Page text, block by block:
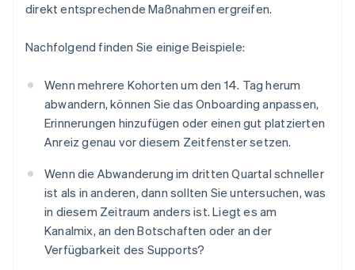
direkt entsprechende Maßnahmen ergreifen.
Nachfolgend finden Sie einige Beispiele:
Wenn mehrere Kohorten um den 14. Tag herum
abwandern, können Sie das Onboarding anpassen,
Erinnerungen hinzufügen oder einen gut platzierten
Anreiz genau vor diesem Zeitfenster setzen.
Wenn die Abwanderung im dritten Quartal schneller
ist als in anderen, dann sollten Sie untersuchen, was
in diesem Zeitraum anders ist. Liegt es am
Kanalmix, an den Botschaften oder an der
Verfügbarkeit des Supports?